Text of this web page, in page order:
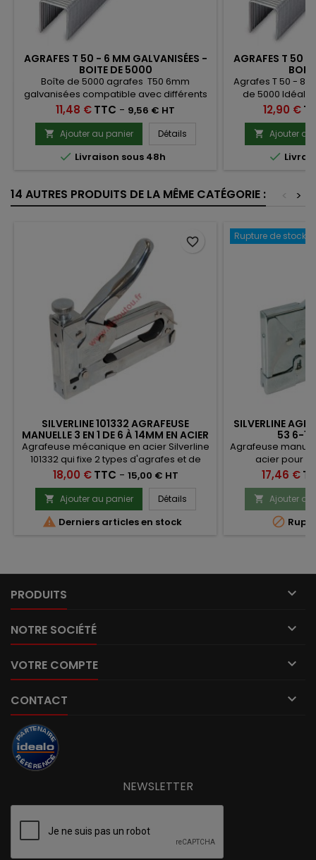
AGRAFES T 50 - 6 MM GALVANISÉES -
BOITE DE 5000
Boîte de 5000 agrafes T50 6mm
galvanisées compatible avec différents
modèles d'agrafeuses. Agrafes fines
idéales pour la pose de films sous
toiture, bâches, isolation, etc.
Prix
11,48 €TTC - 9,56 € HT
 Ajouter au panier Détails
 Livraison sous 48h
AGRAFES T 50 -
Agrafes T 50 - 8
de 5000 Idéal
sous-
d'étoffes,
Prix
12,90 €
 Ajouter au

14 AUTRES PRODUITS DE LA MÊME CATÉGORIE : >
<
SILVERLINE 101332 AGRAFEUSE
MANUELLE 3 EN 1 DE 6 À 14MM EN ACIER
Agrafeuse mécanique en acier Silverline
101332 qui fixe 2 types d'agrafes et de
clous différents de 6 à 15 mm.Agrafe
cavalier et agrafe droite. Clou tête
homme.
Prix
18,00 € TTC - 15,00 € HT
 Ajouter au panier Détails
 Derniers articles en stock
favorite_border Rupture de stock
SILVERLINE
53 6-
Agrafeuse
acier pour
amortisseur
l'artisanat,
bricolage.L'outil
film sous-
d'étoffes,
Prix
17,46 €
 Ajouter au

PRODUITS 
NOTRE SOCIÉTÉ 
VOTRE COMPTE 
CONTACT 
NEWSLETTER